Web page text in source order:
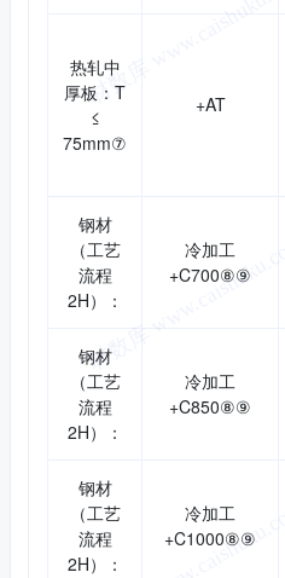
热轧中
厚板：T
≤
75mm⑦
+AT
钢材
（工艺
流程
2H）：
冷加工
+C700⑧⑨
钢材
（工艺
流程
2H）：
冷加工
+C850⑧⑨
钢材
（工艺
流程
2H）：
冷加工
+C1000⑧⑨